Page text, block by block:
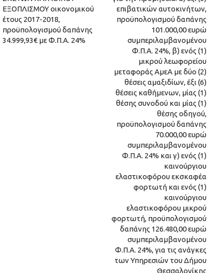
ΕΞΟΠΛΙΣΜΟΥ οικονομικού
έτους 2017-2018,
προϋπολογισμού δαπάνης
34.999,93€ με Φ.Π.Α. 24%
επιβατικών αυτοκινήτων,
προϋπολογισμού δαπάνης
101.000,00 ευρώ
συμπεριλαμβανομένου
Φ.Π.Α. 24%, β) ενός (1)
μικρού λεωφορείου
μεταφοράς ΑμεΑ με δύο (2)
θέσεις αμαξιδίων, έξι (6)
θέσεις καθήμενων, μίας (1)
θέσης συνοδού και μίας (1)
θέσης οδηγού,
προϋπολογισμού δαπάνης
70.000,00 ευρώ
συμπεριλαμβανομένου
Φ.Π.Α. 24% και γ) ενός (1)
καινούργιου
ελαστικοφόρου εκσκαφέα
φορτωτή και ενός (1)
καινούργιου
ελαστικοφόρου μικρού
φορτωτή, προϋπολογισμού
δαπάνης 126.480,00 ευρώ
συμπεριλαμβανομένου
Φ.Π.Α. 24%, για τις ανάγκες
των Υπηρεσιών του Δήμου
Θεσσαλονίκης